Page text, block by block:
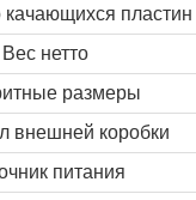
качающихся пластин
Вес нетто
размеры
внешней коробки
питания